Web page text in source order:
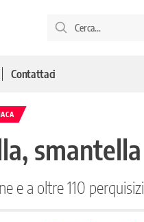
Contattaci
e a oltre 110